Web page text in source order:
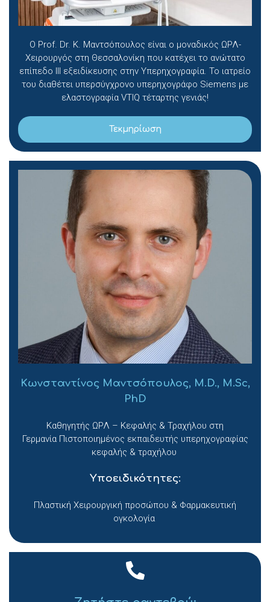
Ο Prof. Dr. Κ. Μαντσόπουλος είναι ο μοναδικός ΩΡΛ-
Χειρουργός στη Θεσσαλονίκη που κατέχει το ανώτατο
επίπεδο ΙΙΙ εξειδίκευσης στην Υπερηχογραφία. Το ιατρείο
του διαθέτει υπερσύγχρονο υπερηχογράφο Siemens με
ελαστογραφία VTIQ τέταρτης γενιάς!
Τεκμηρίωση
Κωνσταντίνος Μαντσόπουλος, M.D., M.Sc,
PhD
Καθηγητής ΩΡΛ – Κεφαλής & Τραχήλου στη
Γερμανία Πιστοποιημένος εκπαιδευτής υπερηχογραφίας
κεφαλής & τραχήλου
Υποειδικότητες:
Πλαστική Χειρουργική προσώπου & Φαρμακευτική
ογκολογία